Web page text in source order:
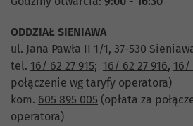
ODDZIAŁ SIENIAWA
ul. Jana Pawła II 1/1, 37-530
tel. 16/ 62 27 915; 16/ 62 27 916, 16/
połączenie wg taryfy operatora)
kom. 605 895 005 (opłata za
operatora)